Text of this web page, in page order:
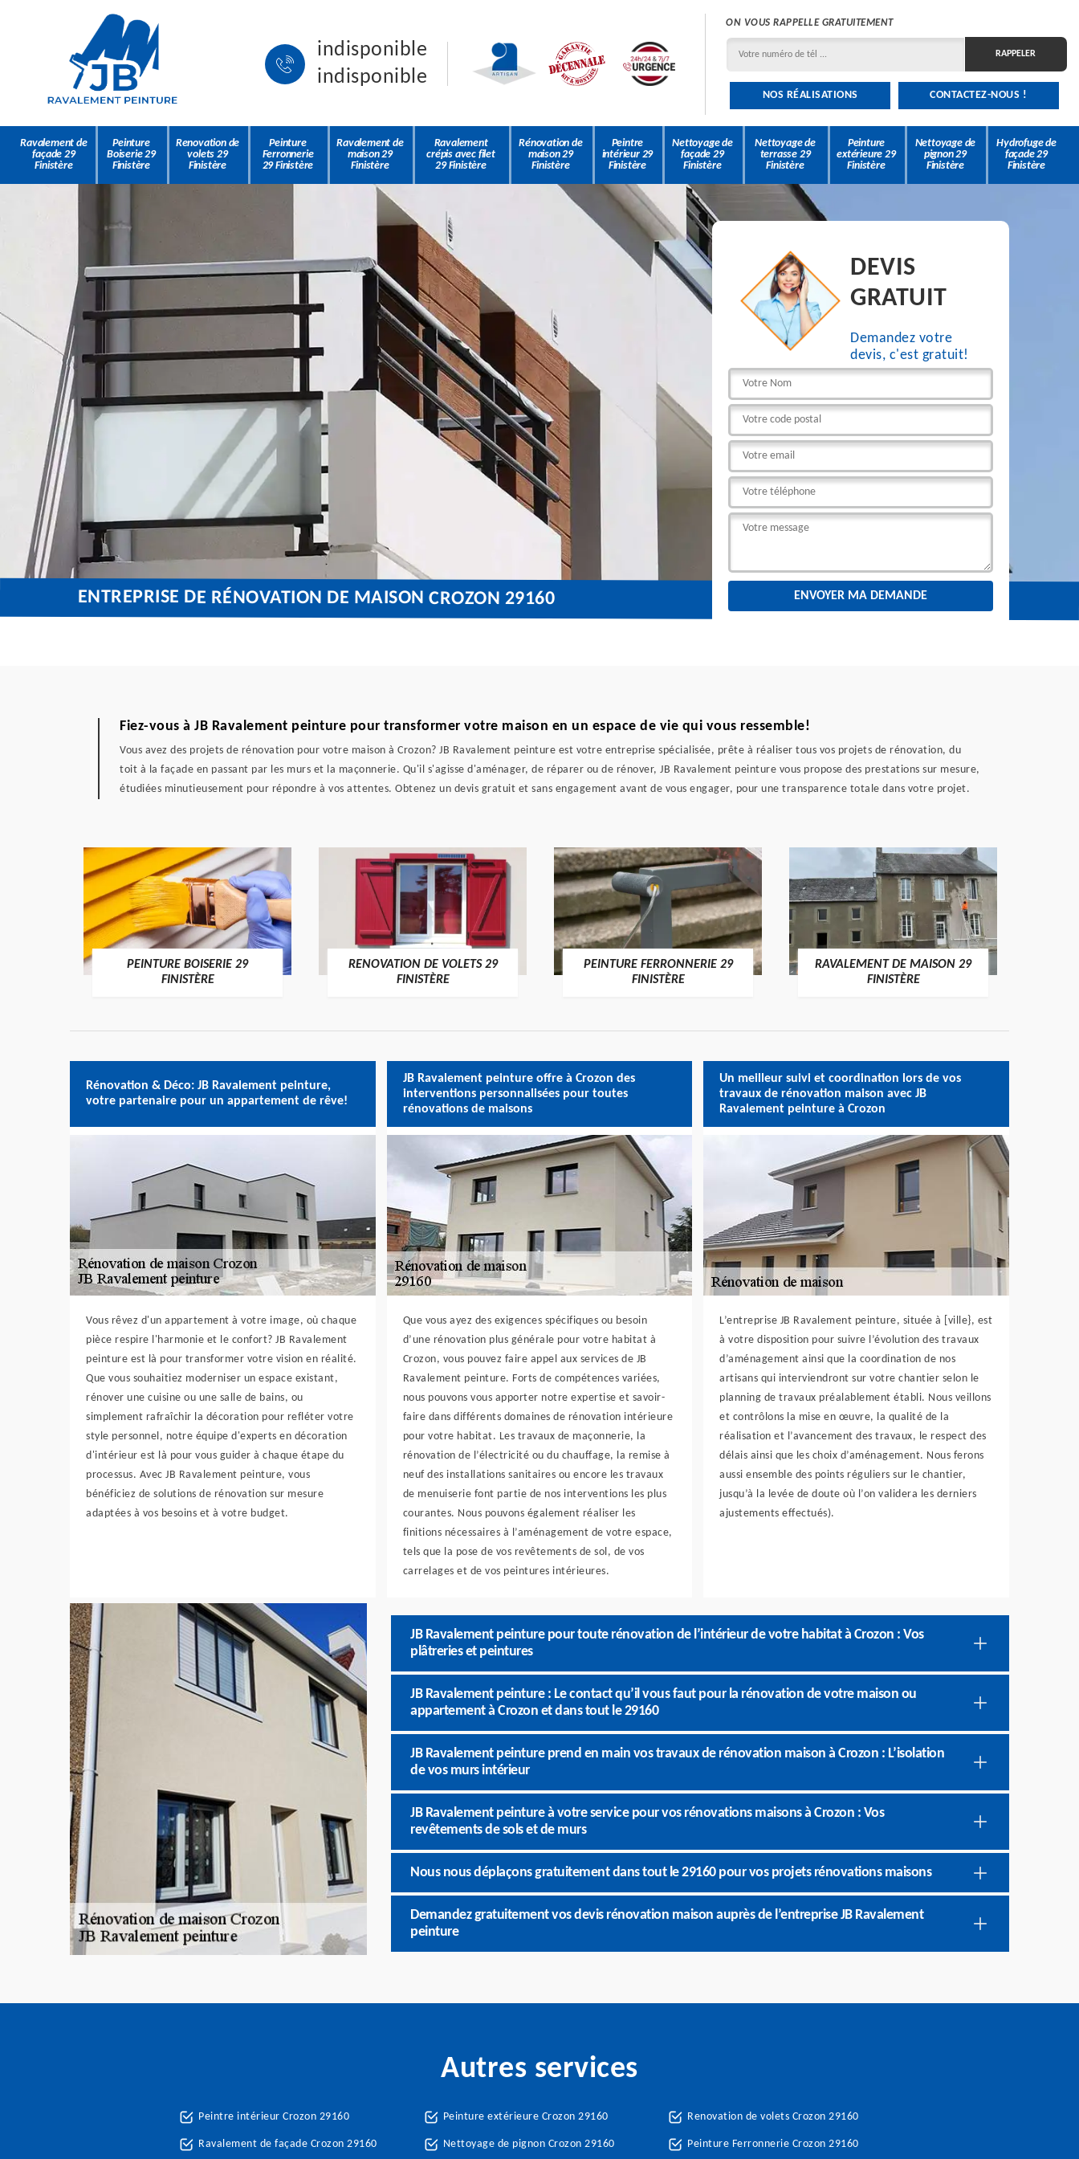
indisponible
indisponible
ON VOUS RAPPELLE GRATUITEMENT
NOS RÉALISATIONS CONTACTEZ-NOUS !
Ravalement de
façade 29
Finistère
Peinture
Boiserie 29
Finistère
Renovation de
volets 29
Finistère
Peinture
Ferronnerie
29 Finistère
Ravalement de
maison 29
Finistère
Ravalement
crépis avec filet
29 Finistère
Rénovation de
maison 29
Finistère
Peintre
intérieur 29
Finistère
Nettoyage de
façade 29
Finistère
Nettoyage de
terrasse 29
Finistère
Peinture
extérieure 29
Finistère
Nettoyage de
pignon 29
Finistère
Hydrofuge de
façade 29
Finistère
DEVIS
GRATUIT
Demandez votre
devis, c'est gratuit!
ENTREPRISE DE RÉNOVATION DE MAISON CROZON 29160
Fiez-vous à JB Ravalement peinture pour transformer votre maison en un espace de vie qui vous ressemble!
Vous avez des projets de rénovation pour votre maison à Crozon? JB Ravalement peinture est votre entreprise spécialisée, prête à réaliser tous vos projets de rénovation, du
toit à la façade en passant par les murs et la maçonnerie. Qu'il s'agisse d'aménager, de réparer ou de rénover, JB Ravalement peinture vous propose des prestations sur mesure,
étudiées minutieusement pour répondre à vos attentes. Obtenez un devis gratuit et sans engagement avant de vous engager, pour une transparence totale dans votre projet.
PEINTURE BOISERIE 29
FINISTÈRE
RENOVATION DE VOLETS 29
FINISTÈRE
PEINTURE FERRONNERIE 29
FINISTÈRE
RAVALEMENT DE MAISON 29
FINISTÈRE
Rénovation & Déco: JB Ravalement peinture,
votre partenaire pour un appartement de rêve!
Vous rêvez d'un appartement à votre image, où chaque
pièce respire l'harmonie et le confort? JB Ravalement
peinture est là pour transformer votre vision en réalité.
Que vous souhaitiez moderniser un espace existant,
rénover une cuisine ou une salle de bains, ou
simplement rafraîchir la décoration pour refléter votre
style personnel, notre équipe d'experts en décoration
d'intérieur est là pour vous guider à chaque étape du
processus. Avec JB Ravalement peinture, vous
bénéficiez de solutions de rénovation sur mesure
adaptées à vos besoins et à votre budget.
JB Ravalement peinture offre à Crozon des
interventions personnalisées pour toutes
rénovations de maisons
Que vous ayez des exigences spécifiques ou besoin
d’une rénovation plus générale pour votre habitat à
Crozon, vous pouvez faire appel aux services de JB
Ravalement peinture. Forts de compétences variées,
nous pouvons vous apporter notre expertise et savoir-
faire dans différents domaines de rénovation intérieure
pour votre habitat. Les travaux de maçonnerie, la
rénovation de l’électricité ou du chauffage, la remise à
neuf des installations sanitaires ou encore les travaux
de menuiserie font partie de nos interventions les plus
courantes. Nous pouvons également réaliser les
finitions nécessaires à l’aménagement de votre espace,
tels que la pose de vos revêtements de sol, de vos
carrelages et de vos peintures intérieures.
Un meilleur suivi et coordination lors de vos
travaux de rénovation maison avec JB
Ravalement peinture à Crozon
L’entreprise JB Ravalement peinture, située à [ville}, est
à votre disposition pour suivre l’évolution des travaux
d’aménagement ainsi que la coordination de nos
artisans qui interviendront sur votre chantier selon le
planning de travaux préalablement établi. Nous veillons
et contrôlons la mise en œuvre, la qualité de la
réalisation et l’avancement des travaux, le respect des
délais ainsi que les choix d’aménagement. Nous ferons
aussi ensemble des points réguliers sur le chantier,
jusqu’à la levée de doute où l’on validera les derniers
ajustements effectués).
JB Ravalement peinture pour toute rénovation de l’intérieur de votre habitat à Crozon : Vos
plâtreries et peintures
JB Ravalement peinture : Le contact qu’il vous faut pour la rénovation de votre maison ou
appartement à Crozon et dans tout le 29160
JB Ravalement peinture prend en main vos travaux de rénovation maison à Crozon : L’isolation
de vos murs intérieur
JB Ravalement peinture à votre service pour vos rénovations maisons à Crozon : Vos
revêtements de sols et de murs
Nous nous déplaçons gratuitement dans tout le 29160 pour vos projets rénovations maisons
Demandez gratuitement vos devis rénovation maison auprès de l’entreprise JB Ravalement
peinture
Autres services
Peintre intérieur Crozon 29160
Ravalement de façade Crozon 29160
Peinture extérieure Crozon 29160
Nettoyage de pignon Crozon 29160
Renovation de volets Crozon 29160
Peinture Ferronnerie Crozon 29160